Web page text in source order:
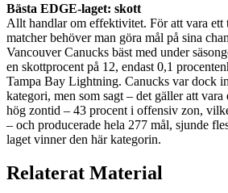
Bästa EDGE-laget: skott
Allt handlar om effektivitet. För att vara
matcher behöver man göra mål på sina
Vancouver Canucks bäst med under
en skottprocent på 12, endast 0,1
Tampa Bay Lightning. Canucks var dock
kategori, men som sagt – det gäller att
hög zontid – 43 procent i offensiv zon,
– och producerade hela 277 mål, sjunde
laget vinner den här kategorin.
Relaterat Material